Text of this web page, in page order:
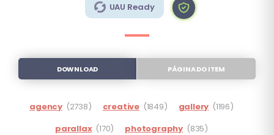
UAU Ready
DOWNLOAD PÁGINA DO ITEM
agency (2738) creative (1849) gallery (1196)
parallax (170) photography (835)